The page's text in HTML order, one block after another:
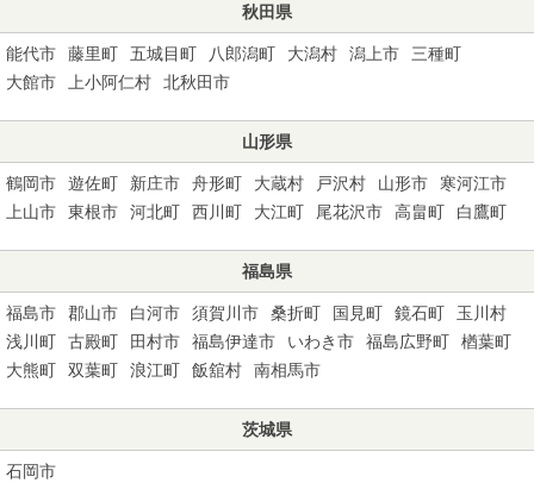
秋田県
能代市 藤里町 五城目町 八郎潟町 大潟村 潟上市
三種町
大館市
上小阿仁村 北秋田市
山形県
鶴岡市 遊佐町 新庄市 舟形町 大蔵村 戸沢村 山形市
寒河江市
上山市
東根市 河北町 西川町 大江町 尾花沢市 高畠町 白鷹町
福島県
福島市 郡山市 白河市 須賀川市 桑折町 国見町 鏡石町
玉川村
浅川町
古殿町 田村市 福島伊達市 いわき市 福島広野町
楢葉町
大熊町
双葉町 浪江町 飯舘村 南相馬市
茨城県
石岡市